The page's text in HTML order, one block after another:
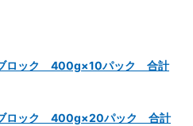
ブロック 400g×10パック 合計
ブロック 400g×20パック 合計